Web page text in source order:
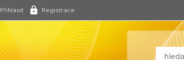
Přihlásit Registrace